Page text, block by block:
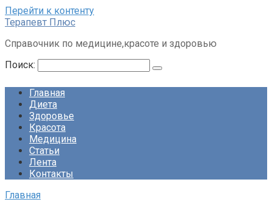
Перейти к контенту
Терапевт Плюс
Справочник по медицине,красоте и здоровью
Поиск:
Главная
Диета
Здоровье
Красота
Медицина
Статьи
Лента
Контакты
Главная